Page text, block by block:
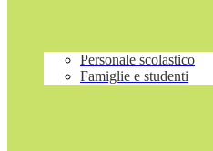
Personale scolastico
Famiglie e studenti